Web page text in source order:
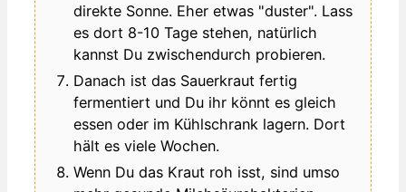
direkte Sonne. Eher etwas "duster". Lass
es dort 8-10 Tage stehen, natürlich
kannst Du zwischendurch probieren.
Danach ist das Sauerkraut fertig
fermentiert und Du ihr könnt es gleich
essen oder im Kühlschrank lagern. Dort
hält es viele Wochen.
Wenn Du das Kraut roh isst, sind umso